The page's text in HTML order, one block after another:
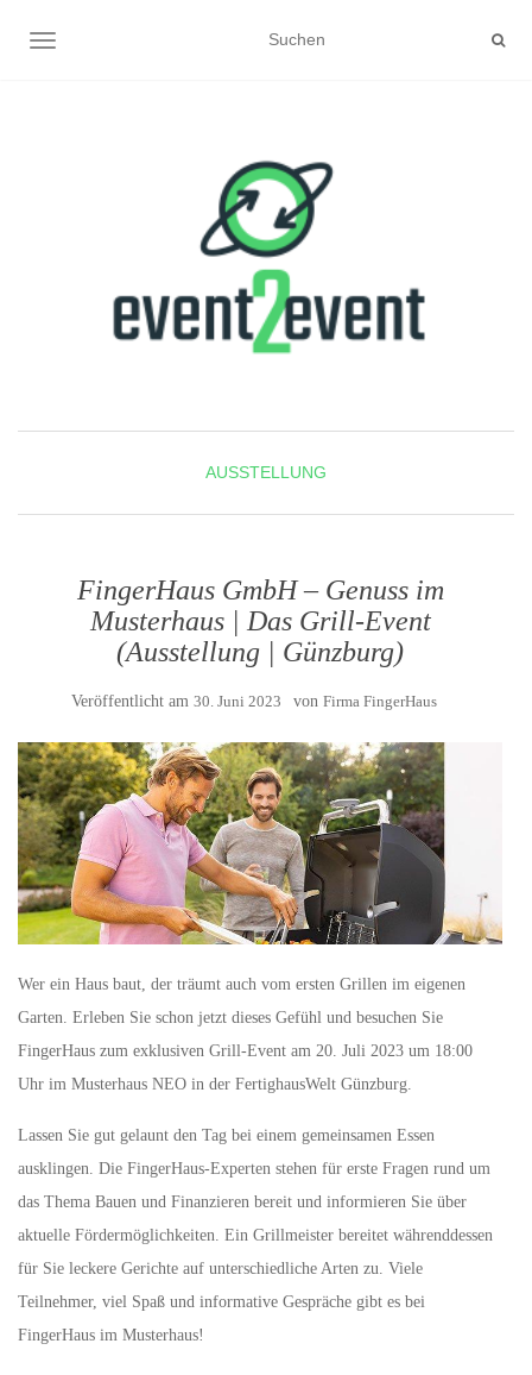
NAVIGATION UMSCHALTEN
AUSSTELLUNG
FingerHaus GmbH – Genuss im
Musterhaus | Das Grill-Event
(Ausstellung | Günzburg)
Veröffentlicht am 30. Juni 2023 von Firma FingerHaus
Wer ein Haus baut, der träumt auch vom ersten Grillen im eigenen
Garten. Erleben Sie schon jetzt dieses Gefühl und besuchen Sie
FingerHaus zum exklusiven Grill-Event am 20. Juli 2023 um 18:00
Uhr im Musterhaus NEO in der FertighausWelt Günzburg.
Lassen Sie gut gelaunt den Tag bei einem gemeinsamen Essen
ausklingen. Die FingerHaus-Experten stehen für erste Fragen rund um
das Thema Bauen und Finanzieren bereit und informieren Sie über
aktuelle Fördermöglichkeiten. Ein Grillmeister bereitet währenddessen
für Sie leckere Gerichte auf unterschiedliche Arten zu. Viele
Teilnehmer, viel Spaß und informative Gespräche gibt es bei
FingerHaus im Musterhaus!